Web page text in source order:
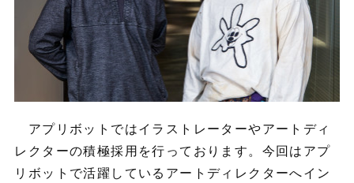
アプリボットではイラストレーターやアートディ
レクターの積極採用を行っております。今回はアプ
リボットで活躍しているアートディレクターへイン